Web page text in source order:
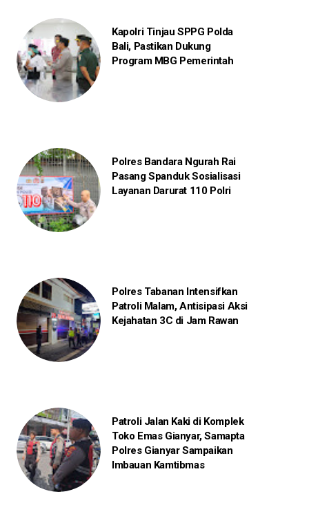
Kapolri Tinjau SPPG Polda
Bali, Pastikan Dukung
Program MBG Pemerintah
Polres Bandara Ngurah Rai
Pasang Spanduk Sosialisasi
Layanan Darurat 110 Polri
Polres Tabanan Intensifkan
Patroli Malam, Antisipasi Aksi
Kejahatan 3C di Jam Rawan
Patroli Jalan Kaki di Komplek
Toko Emas Gianyar, Samapta
Polres Gianyar Sampaikan
Imbauan Kamtibmas